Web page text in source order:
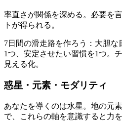
率直さが関係を深める。必要を
トが得られる。
7日間の滑走路を作ろう：大胆
1つ、安定させたい習慣を1つ。
見える化。
惑星・元素・モダリティ
あなたを導くのは水星。地の元
で、これらの軸を意識すると力